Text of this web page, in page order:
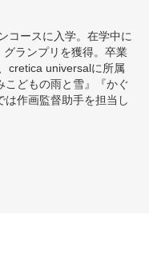
コースに入学。在学中に
ランプリを獲得。卒業
cretica universalに所属
こどもの雨と雪』『かぐ
作画監督助手を担当し